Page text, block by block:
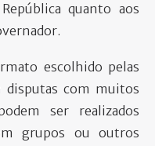
quanto aos
escolhido pelas
disputas com muitos
ser realizados
grupos ou outros